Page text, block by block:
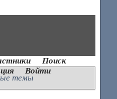
Поиск
Войти
темы